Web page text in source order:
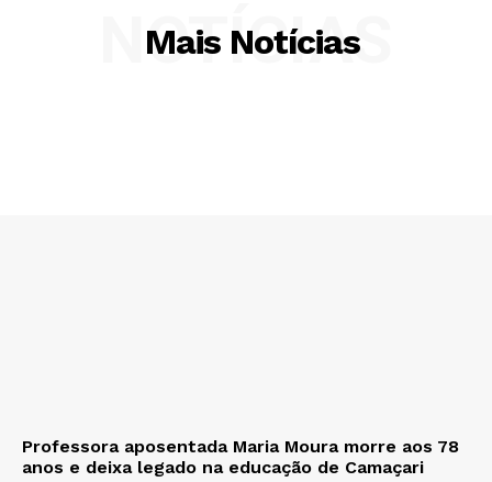
Mais Notícias
NOTÍCIAS
Professora aposentada Maria Moura morre aos 78
anos e deixa legado na educação de Camaçari